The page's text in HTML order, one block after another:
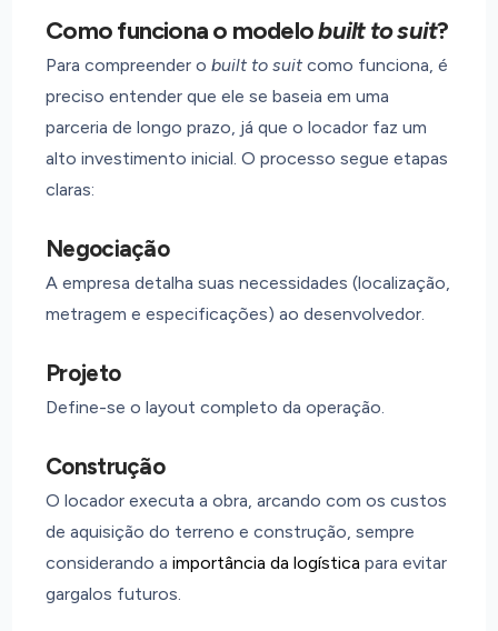
Como funciona o modelobuilt to suit?
Para compreender obuilt to suit como funciona, é
preciso entender que ele se baseia em uma
parceria de longo prazo, já que o locador faz um
alto investimento inicial. O processo segue etapas
claras:
Negociação
A empresa detalha suas necessidades (localização,
metragem e especificações) ao desenvolvedor.
Projeto
Define-se o layout completo da operação.
Construção
O locador executa a obra, arcando com os custos
de aquisição do terreno e construção, sempre
considerando aimportância da logística para evitar
gargalos futuros.